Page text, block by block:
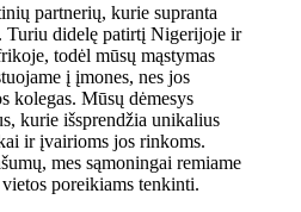
partnerių, kurie supranta
Turiu didelę patirtį Nigerijoje ir
todėl mūsų mąstymas
į įmones, nes jos
kolegas. Mūsų dėmesys
kurie išsprendžia unikalius
ir įvairioms jos rinkoms.
mes sąmoningai remiame
poreikiams tenkinti.